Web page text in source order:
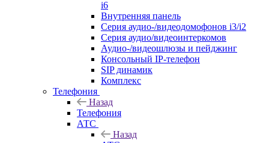
i6
Внутренняя панель
Серия аудио-/видеодомофонов i3/i2
Серия аудио/видеоинтеркомов
Аудио-/видеошлюзы и пейджинг
Консольный IP-телефон
SIP динамик
Комплекс
Телефония
Назад
Телефония
АТС
Назад